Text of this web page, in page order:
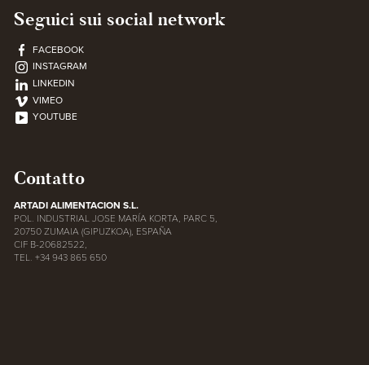
Seguici sui social network
FACEBOOK
INSTAGRAM
LINKEDIN
VIMEO
YOUTUBE
Contatto
ARTADI ALIMENTACION S.L.
POL. INDUSTRIAL JOSE MARÍA KORTA, PARC 5,
20750 ZUMAIA (GIPUZKOA), ESPAÑA
CIF B-20682522,
TEL. +34 943 865 650